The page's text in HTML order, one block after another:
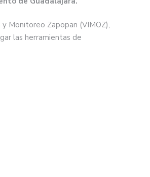
Monitoreo Zapopan (VIMOZ),
las herramientas de